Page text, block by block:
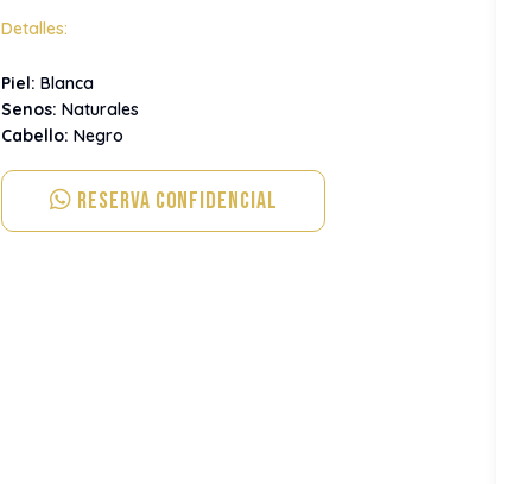
Detalles:
Piel: Blanca
Senos: Naturales
Cabello: Negro
Reserva Confidencial